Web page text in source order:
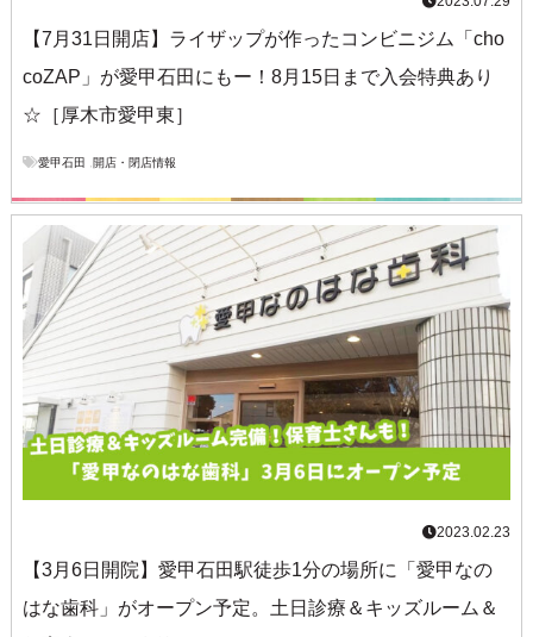
【7月31日開店】ライザップが作ったコンビニジム「cho
coZAP」が愛甲石田にもー！8月15日まで入会特典あり
☆［厚木市愛甲東］
愛甲石田 ,開店・閉店情報
2023.02.23
【3月6日開院】愛甲石田駅徒歩1分の場所に「愛甲なの
はな歯科」がオープン予定。土日診療＆キッズルーム＆